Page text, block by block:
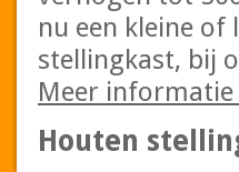
nu een kleine
stellingkast, bij
Meer
Houten